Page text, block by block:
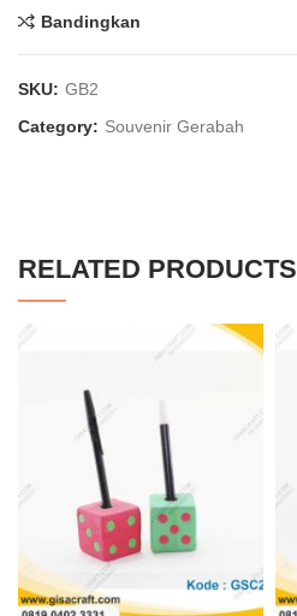
Bandingkan
SKU: GB2
Category: Souvenir Gerabah
RELATED PRODUCTS